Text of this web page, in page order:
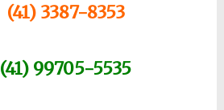
(41) 3387-8353
(41) 99705-5535